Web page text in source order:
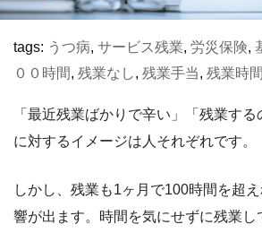
tags: うつ病, サービス残業, 労災保険,
００時間, 残業なし, 残業手当, 残業時間
「最近残業ばかりで辛い」「残業す
に対するイメージは人それぞれです。
しかし、残業も1ヶ月で100時間を超
響が出ます。時間を気にせずに残業し